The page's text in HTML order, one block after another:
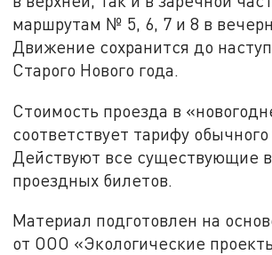
маршрутам № 5, 6, 7 и 8 в
Движение сохранится до
Старого Нового года.
Стоимость проезда в
соответствует тарифу
Действуют все существующие
проездных билетов.
Материал подготовлен на
от ООО «Экологические